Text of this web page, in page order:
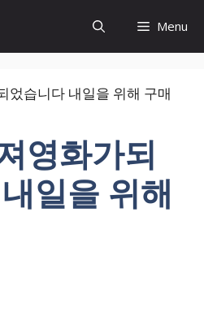
Menu
영화가되
일을 위해